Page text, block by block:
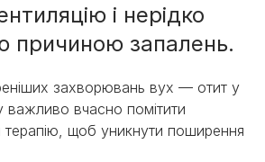
і нерідко
причиною запалень.
захворювань вух — отит у
вчасно помітити
терапію, щоб уникнути поширення